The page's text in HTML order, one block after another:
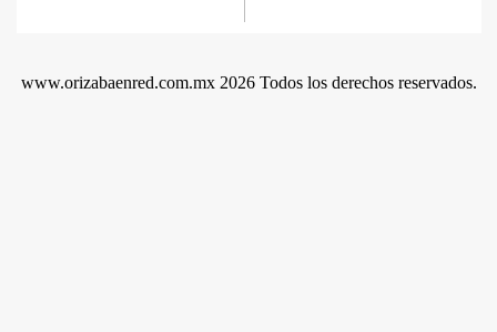
www.orizabaenred.com.mx 2026 Todos los derechos reservados.